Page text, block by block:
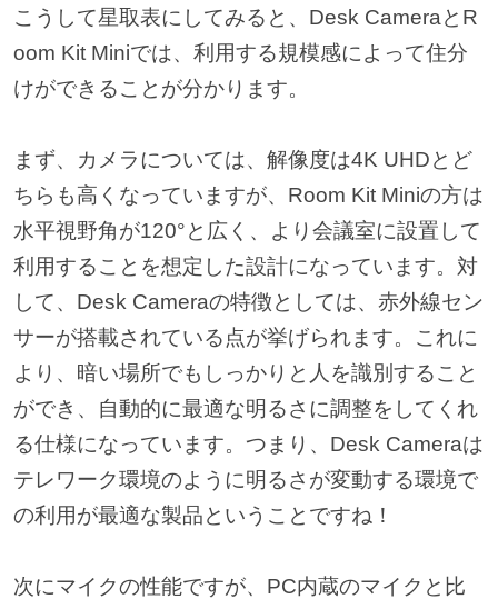
こうして星取表にしてみると、Desk CameraとR
oom Kit Miniでは、利用する規模感によって住分
けができることが分かります。
まず、カメラについては、解像度は4K UHDとど
ちらも高くなっていますが、Room Kit Miniの方は
水平視野角が120°と広く、より会議室に設置して
利用することを想定した設計になっています。対
して、Desk Cameraの特徴としては、赤外線セン
サーが搭載されている点が挙げられます。これに
より、暗い場所でもしっかりと人を識別すること
ができ、自動的に最適な明るさに調整をしてくれ
る仕様になっています。つまり、Desk Cameraは
テレワーク環境のように明るさが変動する環境で
の利用が最適な製品ということですね！
次にマイクの性能ですが、PC内蔵のマイクと比